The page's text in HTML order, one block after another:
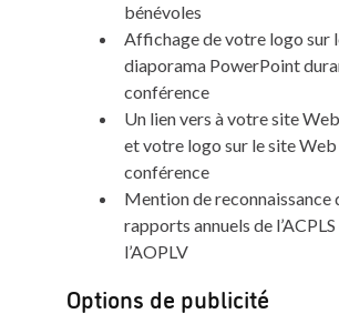
bénévoles
Affichage de votre logo sur
diaporama PowerPoint
conférence
Un lien vers à votre site
et votre logo sur le site Web
conférence
Mention de reconnaissance
rapports annuels de
l’AOPLV
Options de publicité